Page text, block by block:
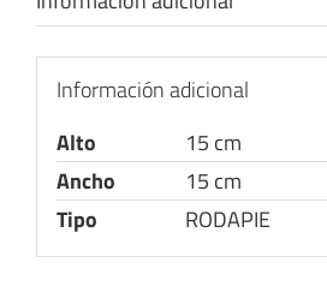
Información adicional
Alto
15 cm
Ancho
15 cm
Tipo
RODAPIE